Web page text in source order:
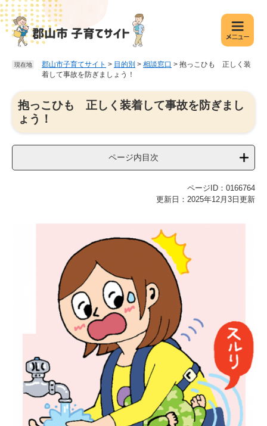
ペ
ー
ジ
メ
ニ
ュ
現在地 郡山市子育てサイト > 目的別 > 相談窓口 > 抱っこひも 正しく装
着して事故を防ぎましょう！
本
文抱っこひも 正しく装着して事故を防ぎまし
ょう！
ページ内目次
ページID：0166764
更新日：2025年12月3日更新